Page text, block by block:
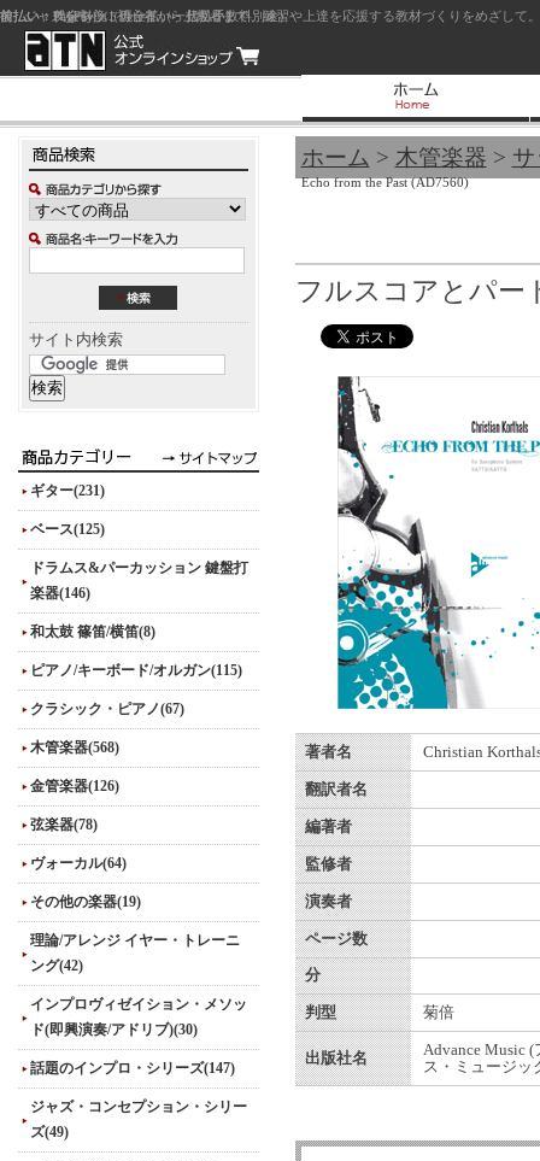
ジャズを中心に初心者から上級者まで、練習や上達を応援する教材づくりをめざし
サイト内検索
ギター(231)
ベース(125)
ドラムス&パーカッション 鍵盤打
楽器(146)
和太鼓 篠笛/横笛(8)
ピアノ/キーボード/オルガン(115)
クラシック・ピアノ(67)
木管楽器(568)
金管楽器(126)
弦楽器(78)
ヴォーカル(64)
その他の楽器(19)
理論/アレンジ イヤー・トレーニ
ング(42)
インプロヴィゼイション・メソッ
ド(即興演奏/アドリブ)(30)
話題のインプロ・シリーズ(147)
ジャズ・コンセプション・シリー
ズ(49)
ホーム > 木管楽器 >
Echo from the Past (AD7560)
フルスコアとパー
著者名 Christian
翻訳者名
編著者
監修者
演奏者
ページ数
分
判型 菊倍
出版社名
Advance Music (
ス・ミュージッ
前払い：クレジットカード（一括払い）
後払い：代金引換（現金払い・代引手数料別途）
前払い：PayPay